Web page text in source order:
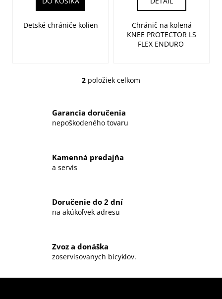
Detské chrániče kolien
Chránič na kolená
KNEE PROTECTOR LS
FLEX ENDURO
O
á
d
i
v
k
p
s
2 položiek celkom
Garancia doručenia
nepoškodeného tovaru
Kamenná predajňa
a servis
Doručenie do 2 dní
na akúkoľvek adresu
Zvoz a donáška
zoservisovanych bicyklov.